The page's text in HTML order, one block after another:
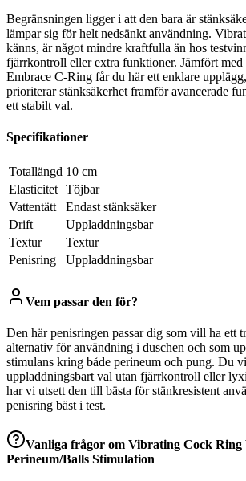
Begränsningen ligger i att den bara är
lämpar sig för helt nedsänkt användning.
känns, är något mindre kraftfulla än hos
fjärrkontroll eller extra funktioner. Jämfört
Embrace C-Ring får du här ett enklare
prioriterar stänksäkerhet framför avancerade
ett stabilt val.
Specifikationer
Totallängd 10 cm
Elasticitet Töjbar
Vattentätt
Endast stänksäker
Drift
Uppladdningsbar
Textur
Textur
Penisring
Uppladdningsbar
Vem passar den för?
Den här penisringen passar dig som vill ha ett
alternativ för användning i duschen och som
stimulans kring både perineum och pung. Du
uppladdningsbart val utan fjärrkontroll eller
har vi utsett den till bästa för stänkresistent
penisring bäst i test.
Vanliga frågor om Vibrating Cock Ring
Perineum/Balls Stimulation